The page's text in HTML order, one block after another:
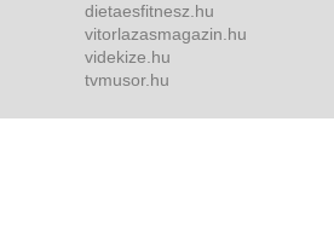
dietaesfitnesz.hu
vitorlazasmagazin.hu
videkize.hu
tvmusor.hu